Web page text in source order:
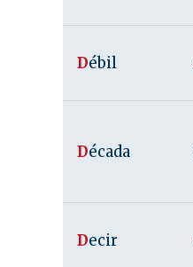
Débil
Década
Decir